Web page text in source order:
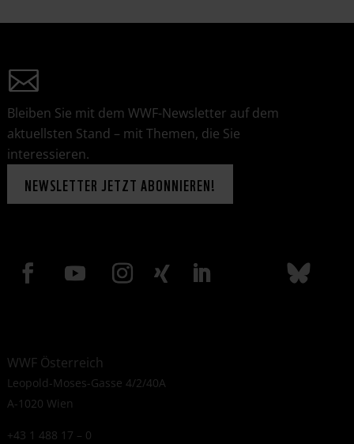
Bleiben Sie mit dem WWF-Newsletter auf dem
aktuellsten Stand – mit Themen, die Sie
interessieren.
NEWSLETTER JETZT ABONNIEREN!
WWF Österreich
Leopold-Moses-Gasse 4/2/40A
A-1020 Wien
+43 1 488 17 – 0